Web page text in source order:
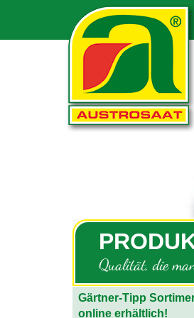
Qualität, die
Gärtner-Tipp
online erhältlich!